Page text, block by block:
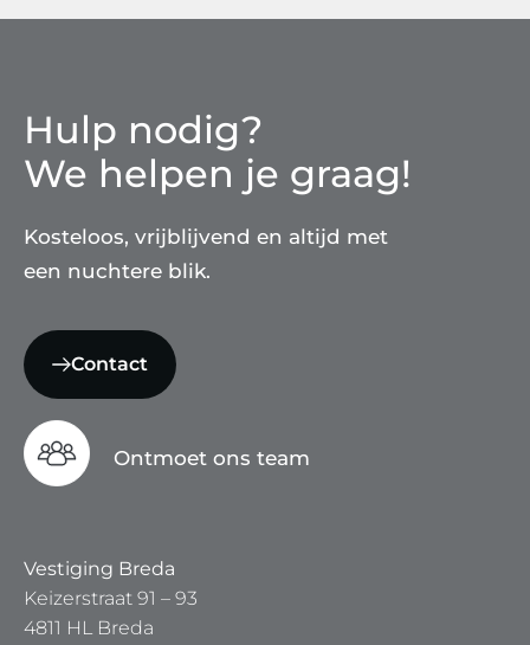
Hulp nodig?
We helpen je graag!
Kosteloos, vrijblijvend en altijd met
een nuchtere blik.
Contact
Ontmoet ons team
Vestiging Breda
Keizerstraat 91 – 93
4811 HL Breda